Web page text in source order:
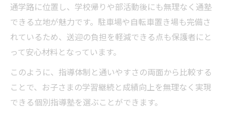
通学路に位置し、学校帰りや部活動後にも無理なく通塾
できる立地が魅力です。駐車場や自転車置き場も完備さ
れているため、送迎の負担を軽減できる点も保護者にと
って安心材料となっています。
このように、指導体制と通いやすさの両面から比較する
ことで、お子さまの学習継続と成績向上を無理なく実現
できる個別指導塾を選ぶことができます。